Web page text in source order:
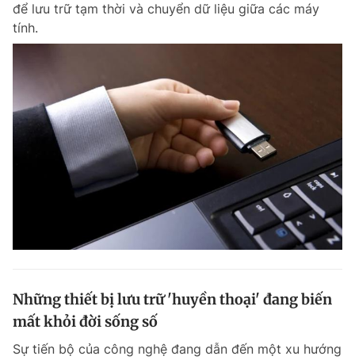
để lưu trữ tạm thời và chuyển dữ liệu giữa các máy
tính.
Những thiết bị lưu trữ 'huyền thoại' đang biến
mất khỏi đời sống số
Sự tiến bộ của công nghệ đang dẫn đến một xu hướng